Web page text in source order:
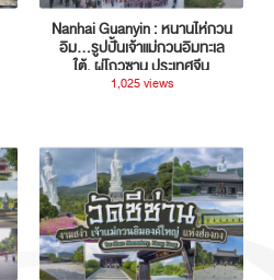
Nanhai Guanyin : หนานไห่กวน
อิม...รูปปั้นเจ้าแม่กวนอิมทะเล
ใต้, ผู่โถวซาน ประเทศจีน
1,025 views